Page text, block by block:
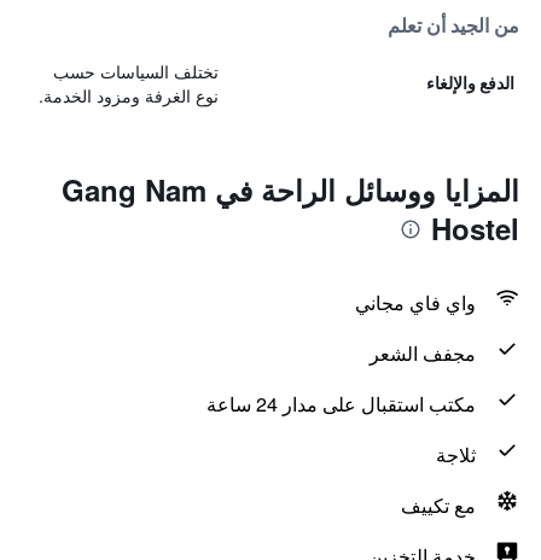
من الجيد أن تعلم
الدفع والإلغاء
تختلف السياسات حسب
نوع الغرفة ومزود الخدمة.
المزايا ووسائل الراحة في Gang Nam
Hostel
واي فاي مجاني
مجفف الشعر
مكتب استقبال على مدار 24 ساعة
ثلاجة
مع تكييف